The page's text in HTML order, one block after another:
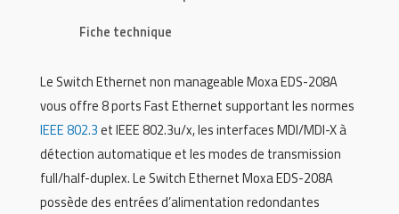
Fiche technique
Le Switch Ethernet non manageable Moxa EDS-208A
vous offre 8 ports Fast Ethernet supportant les normes
IEEE 802.3et IEEE 802.3u/x, les interfaces MDI/MDI-X à
détection automatique et les modes de transmission
full/half-duplex. Le Switch Ethernet Moxa EDS-208A
possède des entrées d’alimentation redondantes